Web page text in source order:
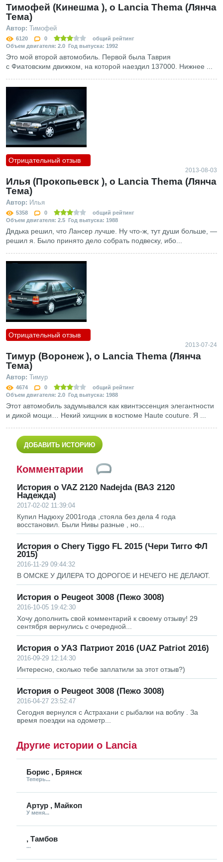
Тимофей (Кинешма ), о Lancia Thema (Лянча
Тема)
Автор: Тимофей
6120 0
общий рейтинг
Объем двигателя: 2.0 Год выпуска: 1992
Это мой второй автомобиль. Первой была Таврия
с Фиатовским движком, на которой наездил 137000. Нижнее ...
Отрицательный отзыв
2013-08-03
Илья (Прокопьевск ), о Lancia Thema (Лянча
Тема)
Автор: Илья
5358 0
общий рейтинг
Объем двигателя: 2.5 Год выпуска: 1988
Дядька решил, что Лансер лучше. Ну что-ж, тут души больше, —
решил я. Было принято дело собрать подвеску, ибо...
Отрицательный отзыв
2013-07-24
Тимур (Воронеж ), о Lancia Thema (Лянча
Тема)
Автор: Тимур
4674 0
общий рейтинг
Объем двигателя: 2.0 Год выпуска: 1988
Этот автомобиль задумывался как квинтэссенция элегантности
и дикой мощи… Некий хищник в костюме Haute couture. Я ...
ДОБАВИТЬ ИСТОРИЮ
Комментарии
История о VAZ 2120 Nadejda (ВАЗ 2120
Надежда)
2017-02-02 11:39:04
Купил Надюху 2001года ,стояла без дела 4 года
восстановил. Были Нивы разные , но...
История о Chery Tiggo FL 2015 (Чери Тигго ФЛ
2015)
2016-11-29 09:44:32
В ОМСКЕ У ДИЛЕРА ТО ДОРОГОЕ И НЕЧЕГО НЕ ДЕЛАЮТ.
История о Peugeot 3008 (Пежо 3008)
2016-10-05 19:42:30
Хочу дополнить свой комментарий к своему отзыву! 29
сентября вернулись с очередной...
История о УАЗ Патриот 2016 (UAZ Patriot 2016)
2016-09-29 12:14:30
Интересно, сколько тебе заплатили за этот отзыв?)
История о Peugeot 3008 (Пежо 3008)
2016-04-27 23:52:47
Сегодня вернулся с Астрахани с рыбалки на воблу . За
время поездки на одометр...
Другие истории о Lancia
Борис , Брянск
Теперь...
Артур , Майкоп
У меня...
, Тамбов
...